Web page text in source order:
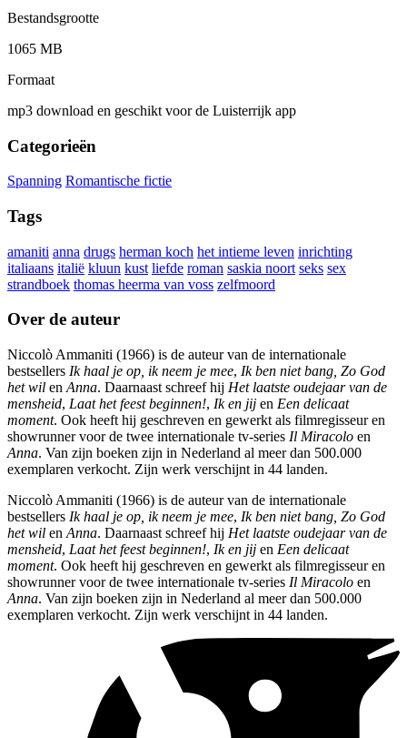
Bestandsgrootte
1065 MB
Formaat
mp3 download en geschikt voor de Luisterrijk app
Categorieën
Spanning Romantische fictie
Tags
amaniti anna drugs herman koch het intieme leven inrichting
italiaans italië kluun kust liefde roman saskia noort seks sex
strandboek thomas heerma van voss zelfmoord
Over de auteur
Niccolò Ammaniti (1966) is de auteur van de internationale
bestsellers Ik haal je op, ik neem je mee, Ik ben niet bang, Zo God
het wil en Anna. Daarnaast schreef hij Het laatste oudejaar van de
mensheid, Laat het feest beginnen!, Ik en jij en Een delicaat
moment. Ook heeft hij geschreven en gewerkt als filmregisseur en
showrunner voor de twee internationale tv-series Il Miracolo en
Anna. Van zijn boeken zijn in Nederland al meer dan 500.000
exemplaren verkocht. Zijn werk verschijnt in 44 landen.
Niccolò Ammaniti (1966) is de auteur van de internationale
bestsellers Ik haal je op, ik neem je mee, Ik ben niet bang, Zo God
het wil en Anna. Daarnaast schreef hij Het laatste oudejaar van de
mensheid, Laat het feest beginnen!, Ik en jij en Een delicaat
moment. Ook heeft hij geschreven en gewerkt als filmregisseur en
showrunner voor de twee internationale tv-series Il Miracolo en
Anna. Van zijn boeken zijn in Nederland al meer dan 500.000
exemplaren verkocht. Zijn werk verschijnt in 44 landen.